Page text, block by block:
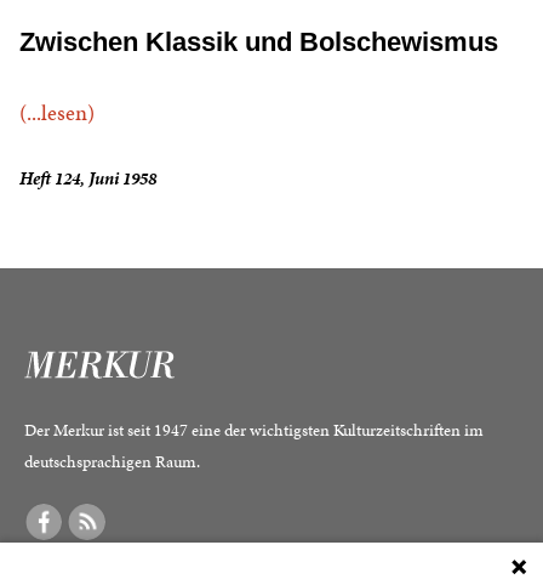
Zwischen Klassik und Bolschewismus
(...lesen)
Heft 124, Juni 1958
Der Merkur ist seit 1947 eine der wichtigsten Kulturzeitschriften im
deutschsprachigen Raum.